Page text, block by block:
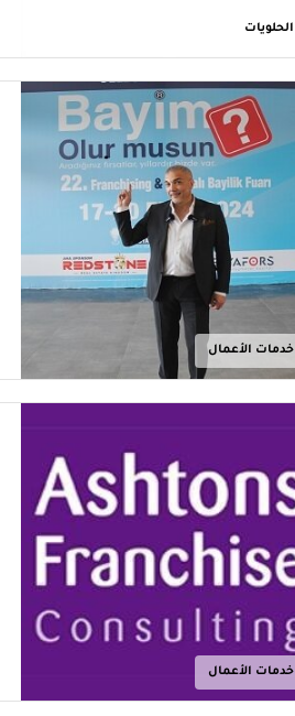
الحلويات
خدمات الأعمال
خدمات الأعمال